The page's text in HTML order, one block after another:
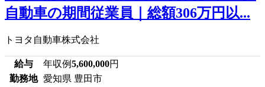
自動車の期間従業員｜総額306万円以...
トヨタ自動車株式会社
給与 年収例5,600,000円
勤務地 愛知県 豊田市